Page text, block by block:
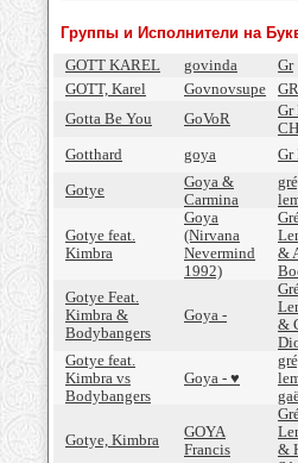
Группы и Исполнители на
GOTT KAREL
govinda Gr
GOTT, Karel
Govnovsupe
Gotta Be You
GoVoR
Gr
Gotthard
goya Gr
Gotye
Goya &
Carmina
Gotye feat.
Kimbra
Goya
(Nirvana
Nevermind
1992)
&
Gotye Feat.
Kimbra &
Bodybangers
Goya -
&
Gotye feat.
Kimbra vs
Bodybangers
Goya - ♥
Gotye, Kimbra
GOYA
Francis
&